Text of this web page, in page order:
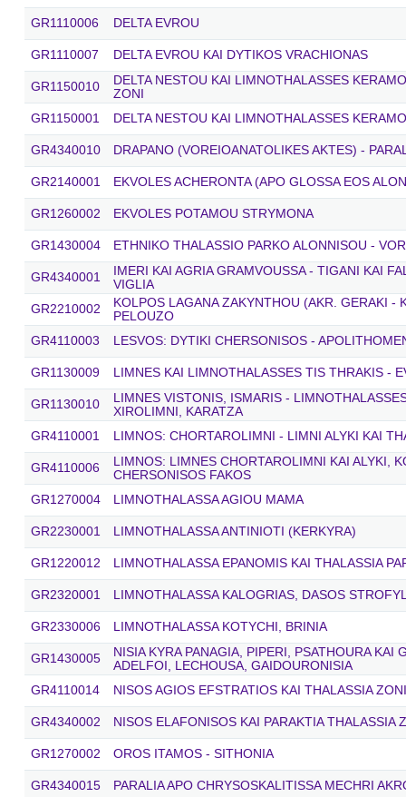
GR1110006 DELTA EVROU
GR1110007 DELTA EVROU KAI DYTIKOS VRACHIONAS
GR1150010
DELTA NESTOU KAI LIMNOTHALASSES
ZONI
GR1150001
DELTA NESTOU KAI LIMNOTHALASSES
GR4340010 DRAPANO (VOREIOANATOLIKES AKTES) -
GR2140001 EKVOLES ACHERONTA (APO GLOSSA EOS
GR1260002 EKVOLES POTAMOU STRYMONA
GR1430004 ETHNIKO THALASSIO PARKO ALONNISOU -
GR4340001
IMERI KAI AGRIA GRAMVOUSSA - TIGANI KAI
VIGLIA
GR2210002
KOLPOS LAGANA ZAKYNTHOU (AKR. GERAKI -
PELOUZO
GR4110003
LESVOS: DYTIKI CHERSONISOS -
GR1130009 LIMNES KAI LIMNOTHALASSES TIS THRAKIS -
GR1130010
LIMNES VISTONIS, ISMARIS -
XIROLIMNI, KARATZA
GR4110001
LIMNOS: CHORTAROLIMNI - LIMNI ALYKI KAI
GR4110006
LIMNOS: LIMNES CHORTAROLIMNI KAI ALYKI,
CHERSONISOS FAKOS
GR1270004
LIMNOTHALASSA AGIOU MAMA
GR2230001 LIMNOTHALASSA ANTINIOTI (KERKYRA)
GR1220012 LIMNOTHALASSA EPANOMIS KAI THALASSIA
GR2320001 LIMNOTHALASSA KALOGRIAS, DASOS
GR2330006 LIMNOTHALASSA KOTYCHI, BRINIA
GR1430005
NISIA KYRA PANAGIA, PIPERI, PSATHOURA
ADELFOI, LECHOUSA, GAIDOURONISIA
GR4110014
NISOS AGIOS EFSTRATIOS KAI THALASSIA ZONI
GR4340002 NISOS ELAFONISOS KAI PARAKTIA THALASSIA
GR1270002 OROS ITAMOS - SITHONIA
GR4340015 PARALIA APO CHRYSOSKALITISSA MECHRI